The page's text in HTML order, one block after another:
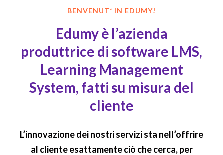
BENVENUT* IN EDUMY!
Edumy è l’azienda
produttrice di software LMS,
Learning Management
System, fatti su misura del
cliente
L’innovazione dei nostri servizi sta nell’offrire
al cliente esattamente ciò che cerca, per